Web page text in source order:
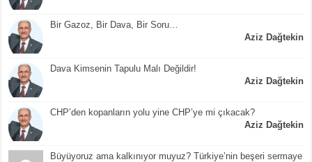
Bir Gazoz, Bir Dava, Bir Soru…
Aziz Dağtekin
Dava Kimsenin Tapulu Malı Değildir!
Aziz Dağtekin
CHP’den kopanların yolu yine CHP’ye mi çıkacak?
Aziz Dağtekin
Büyüyoruz ama kalkınıyor muyuz? Türkiye’nin beşeri sermaye